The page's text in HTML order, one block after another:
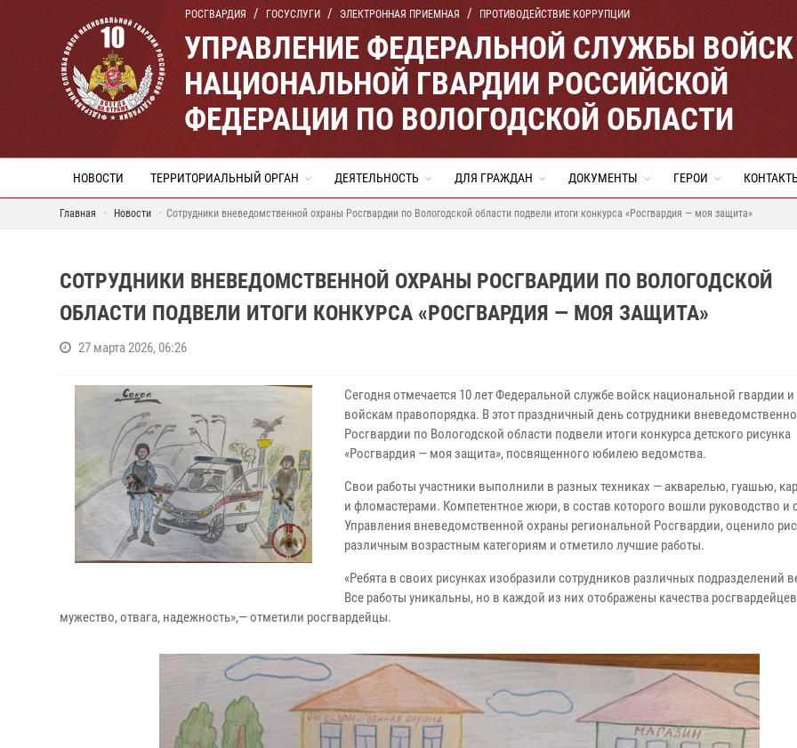
РОСГВАРДИЯ ГОСУСЛУГИ ЭЛЕКТРОННАЯ ПРИЕМНАЯ ПРОТИВОДЕЙСТВИЕ КОРРУПЦИИ
УПРАВЛЕНИЕ ФЕДЕРАЛЬНОЙ СЛУЖБЫ ВОЙСК
НАЦИОНАЛЬНОЙ ГВАРДИИ РОССИЙСКОЙ
ФЕДЕРАЦИИ ПО ВОЛОГОДСКОЙ ОБЛАСТИ
НОВОСТИ ТЕРРИТОРИАЛЬНЫЙ ОРГАН ДЕЯТЕЛЬНОСТЬ ДЛЯ ГРАЖДАН ДОКУМЕНТЫ ГЕРОИ
Главная Новости Сотрудники вневедомственной охраны Росгвардии по Вологодской области подвели итоги конкурса «Росгвардия — моя защита»
СОТРУДНИКИ ВНЕВЕДОМСТВЕННОЙ ОХРАНЫ РОСГВАРДИИ ПО ВОЛОГОДСКОЙ
ОБЛАСТИ ПОДВЕЛИ ИТОГИ КОНКУРСА «РОСГВАРДИЯ — МОЯ ЗАЩИТА»
27 марта 2026, 06:26
Сегодня отмечается 10 лет Федеральной службе войск национальной гвардии и
войскам правопорядка. В этот праздничный день сотрудники
Росгвардии по Вологодской области подвели итоги конкурса детского рисунка
«Росгвардия — моя защита», посвященного юбилею ведомства.
Свои работы участники выполнили в разных техниках — акварелью, гуашью,
и фломастерами. Компетентное жюри, в состав которого вошли руководство и
Управления вневедомственной охраны региональной Росгвардии, оценило
различным возрастным категориям и отметило лучшие работы.
«Ребята в своих рисунках изобразили сотрудников различных подразделений
Все работы уникальны, но в каждой из них отображены качества
мужество, отвага, надежность»,— отметили росгвардейцы.